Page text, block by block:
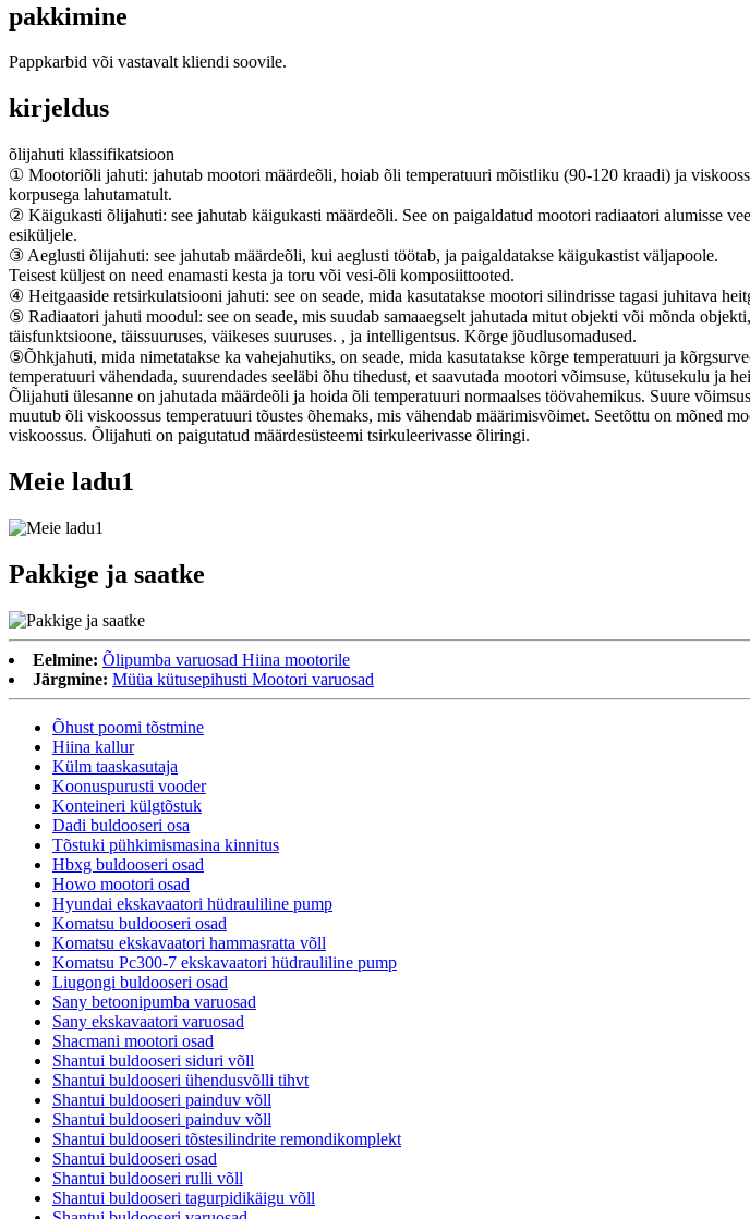
pakkimine
Pappkarbid või vastavalt kliendi soovile.
kirjeldus
õlijahuti klassifikatsioon
① Mootoriõli jahuti: jahutab mootori määrdeõli, hoiab õli temperatuuri mõistliku (90-120 kraadi) ja
korpusega lahutamatult.
② Käigukasti õlijahuti: see jahutab käigukasti määrdeõli. See on paigaldatud mootori radiaatori alumisse
esiküljele.
③ Aeglusti õlijahuti: see jahutab määrdeõli, kui aeglusti töötab, ja paigaldatakse käigukastist väljapoole.
Teisest küljest on need enamasti kesta ja toru või vesi-õli komposiittooted.
④ Heitgaaside retsirkulatsiooni jahuti: see on seade, mida kasutatakse mootori silindrisse tagasi juhitava
⑤ Radiaatori jahuti moodul: see on seade, mis suudab samaaegselt jahutada mitut objekti või mõnda
täisfunktsioone, täissuuruses, väikeses suuruses. , ja intelligentsus. Kõrge jõudlusomadused.
⑤Õhkjahuti, mida nimetatakse ka vahejahutiks, on seade, mida kasutatakse kõrge temperatuuri ja
temperatuuri vähendada, suurendades seeläbi õhu tihedust, et saavutada mootori võimsuse, kütusekulu ja
Õlijahuti ülesanne on jahutada määrdeõli ja hoida õli temperatuuri normaalses töövahemikus. Suure
muutub õli viskoossus temperatuuri tõustes õhemaks, mis vähendab määrimisvõimet. Seetõttu on mõned
viskoossus. Õlijahuti on paigutatud määrdesüsteemi tsirkuleerivasse õliringi.
Meie ladu1
Pakkige ja saatke
Eelmine: Õlipumba varuosad Hiina mootorile
Järgmine: Müüa kütusepihusti Mootori varuosad
Õhust poomi tõstmine
Hiina kallur
Külm taaskasutaja
Koonuspurusti vooder
Konteineri külgtõstuk
Dadi buldooseri osa
Tõstuki pühkimismasina kinnitus
Hbxg buldooseri osad
Howo mootori osad
Hyundai ekskavaatori hüdrauliline pump
Komatsu buldooseri osad
Komatsu ekskavaatori hammasratta võll
Komatsu Pc300-7 ekskavaatori hüdrauliline pump
Liugongi buldooseri osad
Sany betoonipumba varuosad
Sany ekskavaatori varuosad
Shacmani mootori osad
Shantui buldooseri siduri võll
Shantui buldooseri ühendusvõlli tihvt
Shantui buldooseri painduv võll
Shantui buldooseri painduv võll
Shantui buldooseri tõstesilindrite remondikomplekt
Shantui buldooseri osad
Shantui buldooseri rulli võll
Shantui buldooseri tagurpidikäigu võll